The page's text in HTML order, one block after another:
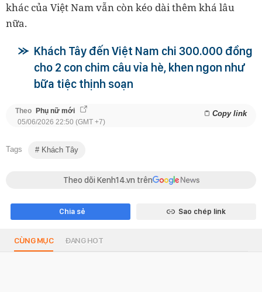
khác của Việt Nam vẫn còn kéo dài thêm khá lâu
nữa.
Khách Tây đến Việt Nam chi 300.000 đồng
cho 2 con chim câu vỉa hè, khen ngon như
bữa tiệc thịnh soạn
Theo Phụ nữ mới Copy link
05/06/2026 22:50 (GMT +7)
Tags Khách Tây
Theo dõi Kenh14.vn trên
Chia sẻ Sao chép link
CÙNG MỤC ĐANG HOT